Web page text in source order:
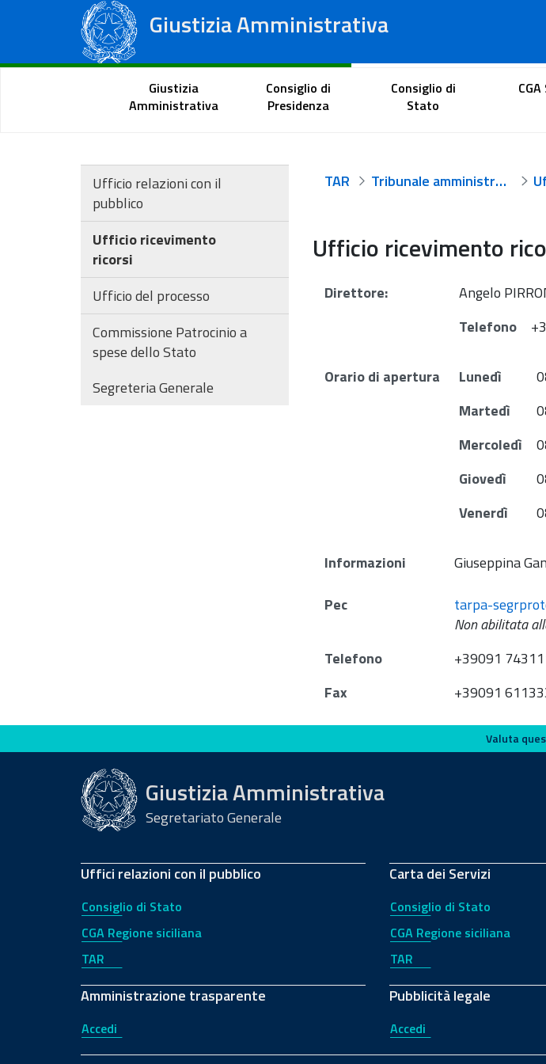
Giustizia Amministrativa
Tribunali Amministrativi Regionali
Portale del cittadino Portale
Giustizia
Amministrativa
Consiglio di
Presidenza
Consiglio di
Stato
Ufficio relazioni con il
pubblico
Ufficio ricevimento
ricorsi
Ufficio del processo
Commissione Patrocinio a
spese dello Stato
Segreteria Generale
TAR Tribunale amministrativo regionale per la Sicilia - Palermo
Ufficio ricevimento
Direttore:
Angelo
Telefono
Orario di apertura Lunedì
Martedì
Mercoledì
Giovedì
Venerdì
Informazioni Giuseppina
Pec
tarpa-
Non abilitata
Telefono
+39091
Fax
+39091
Valuta questo sito Valuta
Giustizia Amministrativa
Segretariato Generale
Uffici relazioni con il pubblico
Consiglio di Stato
CGA Regione siciliana
TAR
Amministrazione trasparente
Accedi
Carta dei Servizi
Consiglio di Stato
CGA Regione siciliana
TAR
Pubblicità legale
Accedi